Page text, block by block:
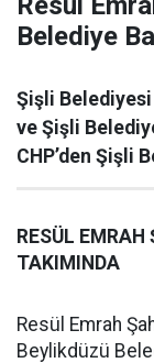
Belediye
Şişli Belediyesi
ve Şişli
CHP’den Şişli
RESÜL
TAKIMINDA
Resül Emrah
Beylikdüzü